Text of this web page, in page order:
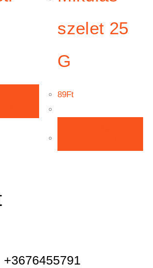
szelet 25
G
89Ft
+3676455791